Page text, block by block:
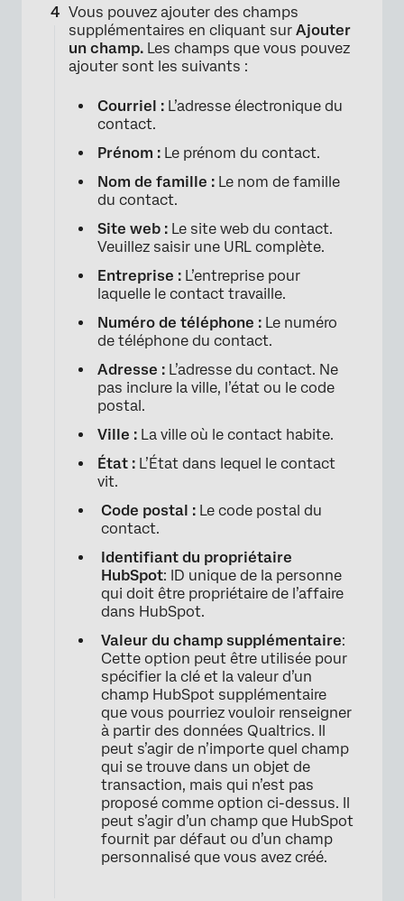
×
Vous pouvez ajouter des champs
supplémentaires en cliquant sur Ajouter
un champ. Les champs que vous pouvez
ajouter sont les suivants :
Courriel : L’adresse électronique du
contact.
Prénom : Le prénom du contact.
Nom de famille : Le nom de famille
du contact.
Site web : Le site web du contact.
Veuillez saisir une URL complète.
Entreprise : L’entreprise pour
laquelle le contact travaille.
Numéro de téléphone : Le numéro
de téléphone du contact.
Adresse : L’adresse du contact. Ne
pas inclure la ville, l’état ou le code
postal.
Ville : La ville où le contact habite.
État : L’État dans lequel le contact
vit.
Code postal : Le code postal du
contact.
Identifiant du propriétaire
HubSpot: ID unique de la personne
qui doit être propriétaire de l’affaire
dans HubSpot.
Valeur du champ supplémentaire:
Cette option peut être utilisée pour
spécifier la clé et la valeur d’un
champ HubSpot supplémentaire
que vous pourriez vouloir renseigner
à partir des données Qualtrics. Il
peut s’agir de n’importe quel champ
qui se trouve dans un objet de
transaction, mais qui n’est pas
proposé comme option ci-dessus. Il
peut s’agir d’un champ que HubSpot
fournit par défaut ou d’un champ
personnalisé que vous avez créé.